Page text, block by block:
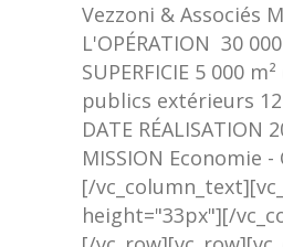
Vezzoni & Associés
L'OPÉRATION 30
SUPERFICIE 5 000
publics extérieurs 12
DATE RÉALISATION
MISSION Economie -
[/
height="33px"][/